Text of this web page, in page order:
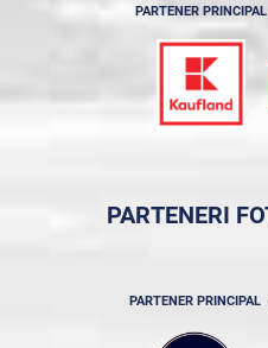
PARTENER PRINCIPAL
PARTENERI
PARTENER PRINCIPAL